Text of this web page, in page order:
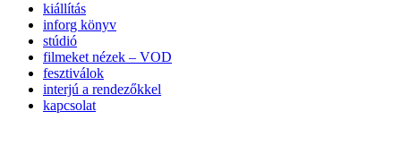
kiállítás
inforg könyv
stúdió
filmeket nézek – VOD
fesztiválok
interjú a rendezőkkel
kapcsolat